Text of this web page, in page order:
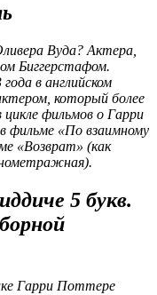
Вуда? Актера,
Биггерстафом.
в английском
который более
цикле фильмов о Гарри
фильме «По взаимному
«Возврат» (как
5 букв.
Гарри Поттере